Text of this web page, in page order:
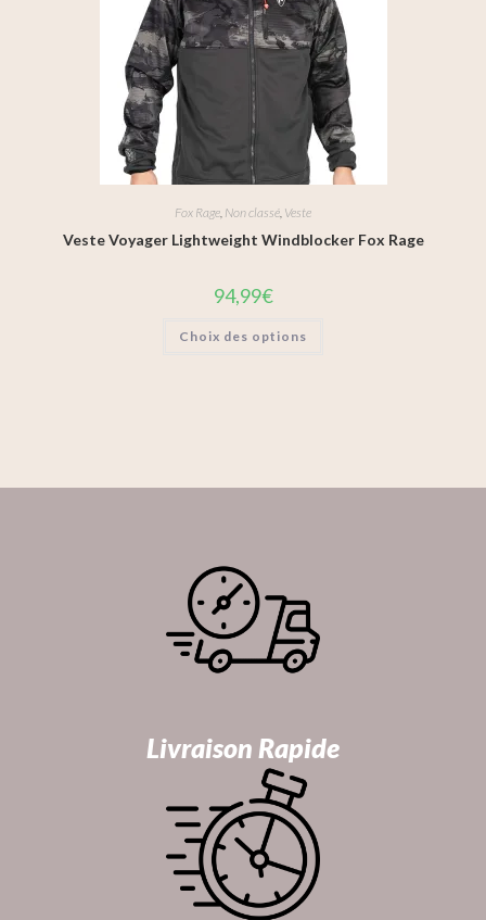
Fox Rage Non classé Veste
Veste Voyager Lightweight Windblocker Fox Rage
94,99€
Choix des options
Livraison Rapide